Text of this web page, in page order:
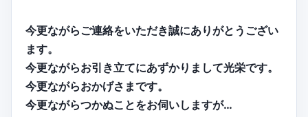
今更ながらご連絡をいただき誠にありがとうござい
ます。
今更ながらお引き立てにあずかりまして光栄です。
今更ながらおかげさまです。
今更ながらつかぬことをお伺いしますが…